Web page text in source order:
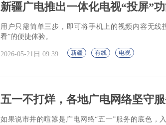
新疆广电推出一体化电视“投屏”
用户只需简单三步，即可将手机上的视频内容无
看”的便捷体验。
2026-05-21日 09:39 新疆 有线 电视
五一不打烊，各地广电网络坚守服
如果说市井的喧嚣是广电网络“五一”服务的底色，